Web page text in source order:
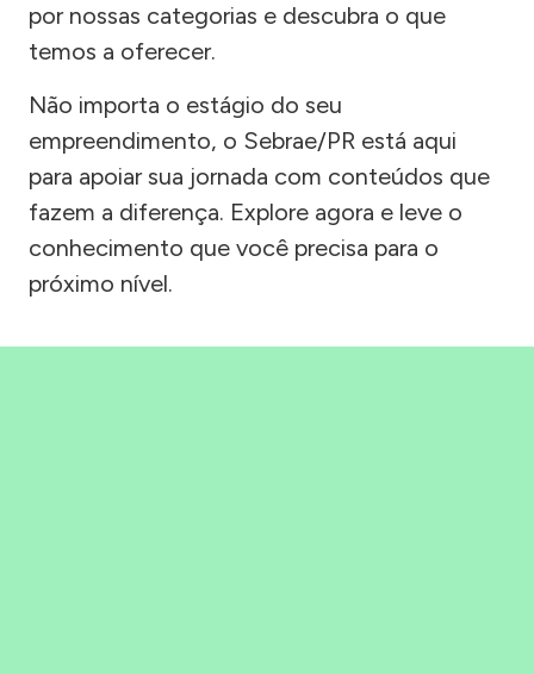
por nossas categorias e descubra o que
temos a oferecer.
Não importa o estágio do seu
empreendimento, o Sebrae/PR está aqui
para apoiar sua jornada com conteúdos que
fazem a diferença. Explore agora e leve o
conhecimento que você precisa para o
próximo nível.